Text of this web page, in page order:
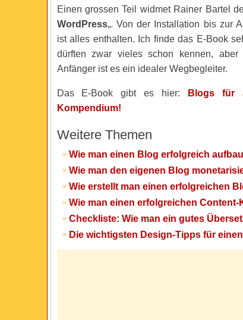
Einen grossen Teil widmet Rainer Bartel
WordPress„. Von der Installation bis zur
ist alles enthalten. Ich finde das E-Book
dürften zwar vieles schon kennen, aber
Anfänger ist es ein idealer Wegbegleiter.
Das E-Book gibt es hier:
Blogs für
Kompendium!
Weitere Themen
Wie man einen Blog erfolgreich
Wie man den eigenen Blog
Wie erstellt man einen erfolgreichen
Wie man einen erfolgreichen
Checkliste: Wie man ein gutes
Die wichtigsten Design-Tipps für